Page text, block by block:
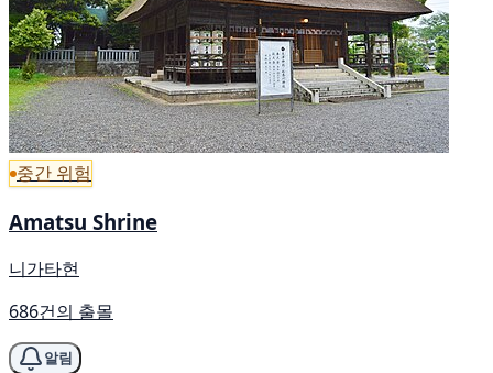
중간 위험
Amatsu Shrine
니가타현
686건의 출몰
알림